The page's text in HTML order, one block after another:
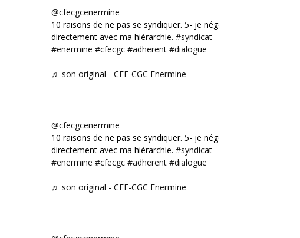
@cfecgcenermine
10 raisons de ne pas se syndiquer. 5- je négocie
directement avec ma hiérarchie. #syndicat
#enermine #cfecgc #adherent #dialogue
♬ son original - CFE-CGC Enermine
@cfecgcenermine
10 raisons de ne pas se syndiquer. 5- je négocie
directement avec ma hiérarchie. #syndicat
#enermine #cfecgc #adherent #dialogue
♬ son original - CFE-CGC Enermine